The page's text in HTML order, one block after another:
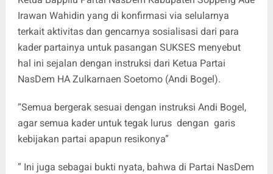
Irawan Wahidin yang di konfirmasi via selularnya
terkait aktivitas dan gencarnya sosialisasi dari para
kader partainya untuk pasangan SUKSES menyebut
hal ini sejalan dengan instruksi dari Ketua Partai
NasDem HA Zulkarnaen Soetomo (Andi Bogel).
“Semua bergerak sesuai dengan instruksi Andi Bogel,
agar semua kader untuk tegak lurus dengan garis
kebijakan partai apapun resikonya”
” Ini juga sebagai bukti nyata, bahwa di Partai NasDem